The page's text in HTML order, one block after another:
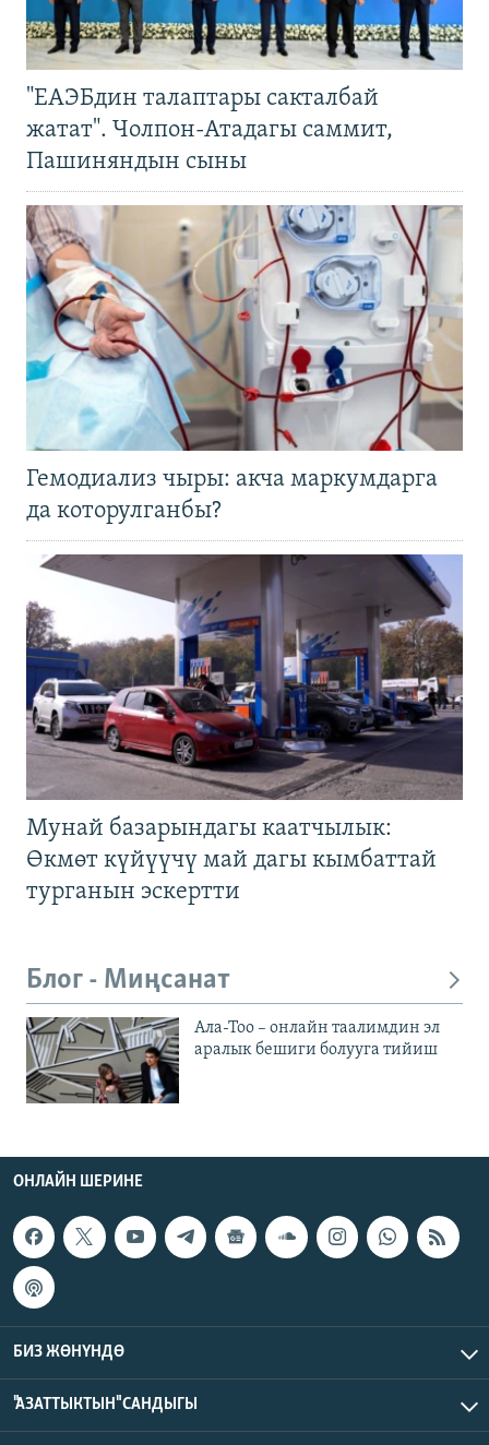
"ЕАЭБдин талаптары сакталбай
жатат". Чолпон-Атадагы саммит,
Пашиняндын сыны
Гемодиализ чыры: акча маркумдарга
да которулганбы?
Мунай базарындагы каатчылык:
Өкмөт күйүүчү май дагы кымбаттай
турганын эскертти
Блог - Миңсанат
Ала-Тоо – онлайн таалимдин эл
аралык бешиги болууга тийиш
ОНЛАЙН ШЕРИНЕ
БИЗ ЖӨНҮНДӨ
"АЗАТТЫКТЫН" САНДЫГЫ